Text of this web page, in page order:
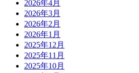
2026年4月
2026年3月
2026年2月
2026年1月
2025年12月
2025年11月
2025年10月